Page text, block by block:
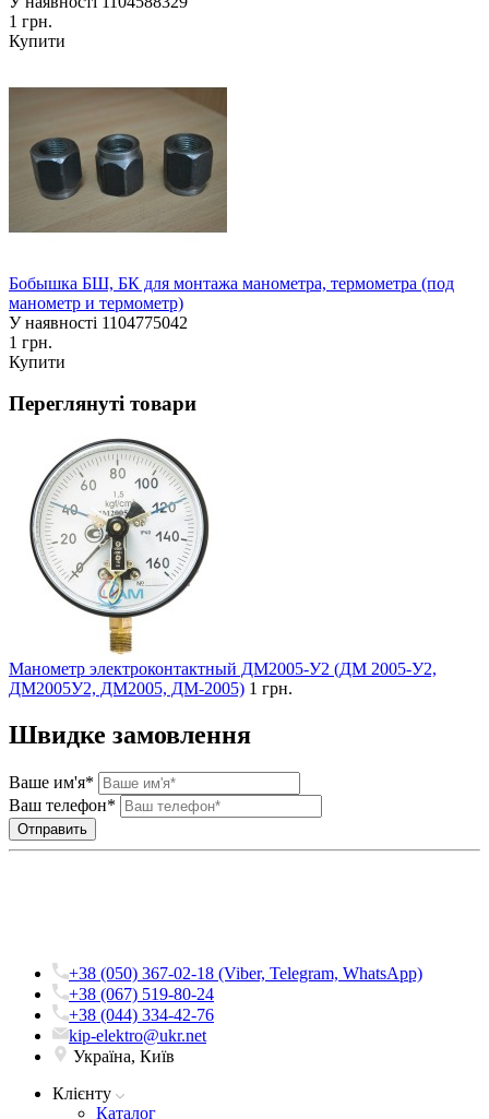
1 грн.
Купити
Бобышка БШ, БК для монтажа манометра, термометра (под
манометр и термометр)
У наявності 1104775042
1 грн.
Купити
Переглянуті товари
Манометр электроконтактный ДМ2005-У2 (ДМ 2005-У2,
ДМ2005У2, ДМ2005, ДМ-2005) 1 грн.
Швидке замовлення
Ваше им'я*
Ваш телефон*
+38 (050) 367-02-18 (Viber, Telegram, WhatsApp)
+38 (067) 519-80-24
+38 (044) 334-42-76
kip-elektro@ukr.net
Україна, Київ
Клієнту
Каталог